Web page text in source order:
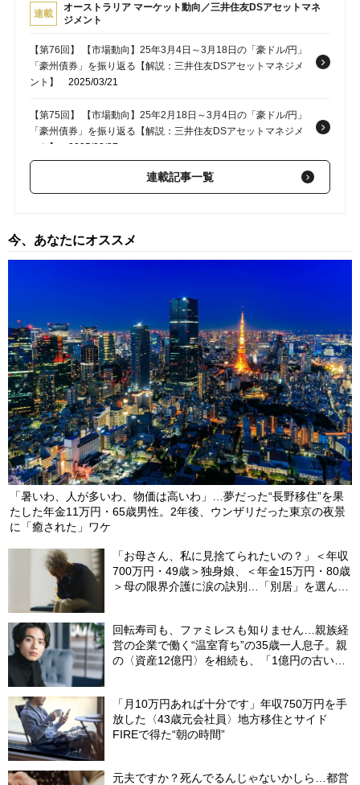
連載
オーストラリア マーケット動向／三井住友DSアセットマネ
ジメント
【第76回】 【市場動向】25年3月4日～3月18日の「豪ドル/円」
「豪州債券」を振り返る【解説：三井住友DSアセットマネジメ
ント】
2025/03/21
【第75回】 【市場動向】25年2月18日～3月4日の「豪ドル/円」
「豪州債券」を振り返る【解説：三井住友DSアセットマネジメ
ント】
2025/03/07
【第74回】 【市場動向】25年2月4日～2月18日の「豪ドル/円」
「豪州債券」を振り返る【解説：三井住友DSアセットマネジメ
【第73回】 【市場動向】25年1月21日～25年2月4日の「豪ドル/
円」「豪州債券」を振り返る【解説：三井住友DSアセットマネ
【第72回】 【市場動向】25年1月7日～25年1月21日の「豪ドル/
円」「豪州債券」を振り返る【解説：三井住友DSアセットマネ
ジメント】2025/01/24
連載記事一覧
今、あなたにオススメ
「暑いわ、人が多いわ、物価は高いわ」…夢だった“長野移住”を果
たした年金11万円・65歳男性。2年後、ウンザリだった東京の夜景
に「癒された」ワケ
「お母さん、私に見捨てられたいの？」＜年収
700万円・49歳＞独身娘、＜年金15万円・80歳
＞母の限界介護に涙の訣別…「別居」を選んだ
回転寿司も、ファミレスも知りません…親族経
営の企業で働く“温室育ち”の35歳一人息子。親
の〈資産12億円〉を相続も、「1億円の古いビ
「月10万円あれば十分です」年収750万円を手
放した〈43歳元会社員〉地方移住とサイド
FIREで得た“朝の時間”
元夫ですか？死んでるんじゃないかしら…都営